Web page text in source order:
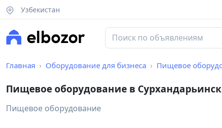
Узбекистан
Главная Оборудование для бизнеса Пищевое
Пищевое оборудование в
Пищевое оборудование